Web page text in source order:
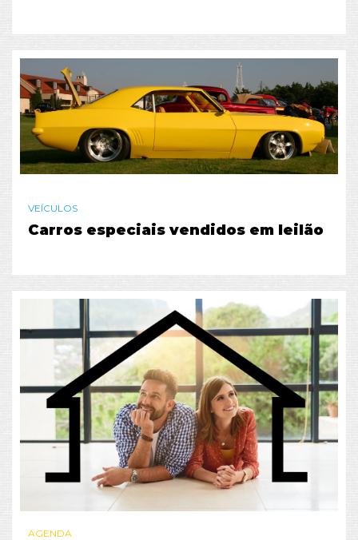
VEÍCULOS
Carros especiais vendidos em leilão
AGENDA